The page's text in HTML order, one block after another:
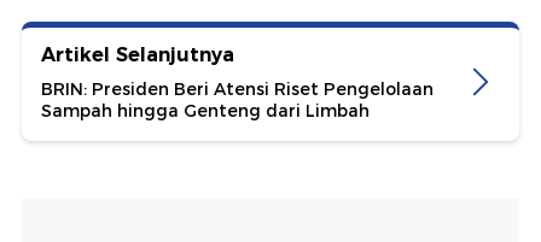
Artikel Selanjutnya
BRIN: Presiden Beri Atensi Riset Pengelolaan
Sampah hingga Genteng dari Limbah